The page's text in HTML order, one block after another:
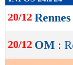
de
lecture
OK
20/12 Rennes
20/12 OM :